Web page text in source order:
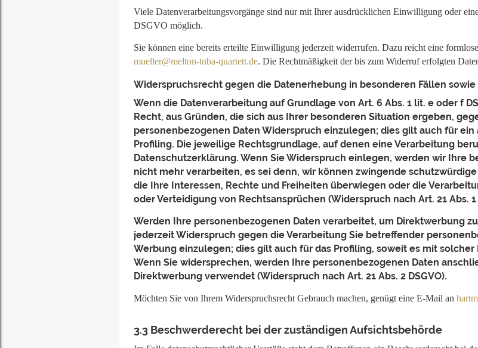
Viele Datenverarbeitungsvorgänge sind nur mit Ihrer ausdrücklichen Einwilligung oder
DSGVO möglich.
Sie können eine bereits erteilte Einwilligung jederzeit widerrufen. Dazu reicht eine
mueller@melton-tuba-quartett.de. Die Rechtmäßigkeit der bis zum Widerruf erfolgten
Widerspruchsrecht gegen die Datenerhebung in besonderen Fällen sowie
Wenn die Datenverarbeitung auf Grundlage von Art. 6 Abs. 1 lit. e oder f
Recht, aus Gründen, die sich aus Ihrer besonderen Situation ergeben,
personenbezogenen Daten Widerspruch einzulegen; dies gilt auch für
Profiling. Die jeweilige Rechtsgrundlage, auf denen eine Verarbeitung
Datenschutzerklärung. Wenn Sie Widerspruch einlegen, werden wir Ihre
nicht mehr verarbeiten, es sei denn, wir können zwingende
die Ihre Interessen, Rechte und Freiheiten überwiegen oder die
oder Verteidigung von Rechtsansprüchen (Widerspruch nach Art. 21 Abs. 1
Werden Ihre personenbezogenen Daten verarbeitet, um Direktwerbung
jederzeit Widerspruch gegen die Verarbeitung Sie betreffender
Werbung einzulegen; dies gilt auch für das Profiling, soweit es mit
Wenn Sie widersprechen, werden Ihre personenbezogenen Daten
Direktwerbung verwendet (Widerspruch nach Art. 21 Abs. 2 DSGVO).
Möchten Sie von Ihrem Widerspruchsrecht Gebrauch machen, genügt eine E-Mail an
3.3 Beschwerderecht bei der zuständigen Aufsichtsbehörde